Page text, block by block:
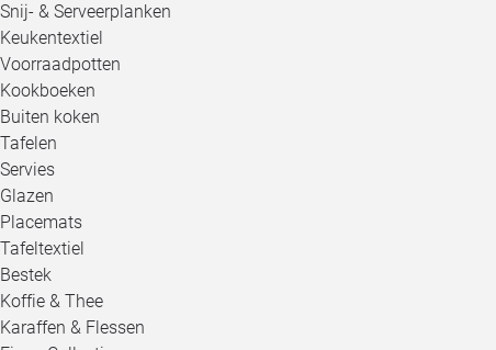
Snij- & Serveerplanken
Keukentextiel
Voorraadpotten
Kookboeken
Buiten koken
Tafelen
Servies
Glazen
Placemats
Tafeltextiel
Bestek
Koffie & Thee
Karaffen & Flessen